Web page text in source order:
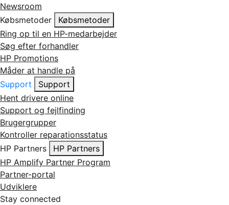
Newsroom
Købsmetoder
Købsmetoder
Ring op til en HP-medarbejder
Søg efter forhandler
HP Promotions
Måder at handle på
Support
Support
Hent drivere online
Support og fejlfinding
Brugergrupper
Kontroller reparationsstatus
HP Partners
HP Partners
HP Amplify Partner Program
Partner-portal
Udviklere
Stay connected